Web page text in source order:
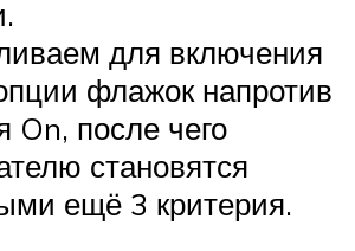
для включения
флажок напротив
On, после чего
становятся
ещё 3 критерия.